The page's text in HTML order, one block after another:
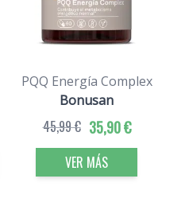
PQQ Energía Complex
Bonusan
35,90 €
45,99 €
VER MÁS